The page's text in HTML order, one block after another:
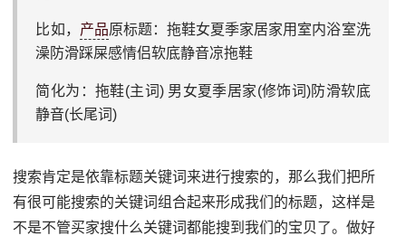
比如， 产品原标题：拖鞋女夏季家居家用室内浴室洗
澡防滑踩屎感情侣软底静音凉拖鞋
简化为：拖鞋(主词) 男女夏季居家(修饰词)防滑软底
静音(长尾词)
搜索肯定是依靠标题关键词来进行搜索的，那么我们把所
有很可能搜索的关键词组合起来形成我们的标题，这样是
不是不管买家搜什么关键词都能搜到我们的宝贝了。做好